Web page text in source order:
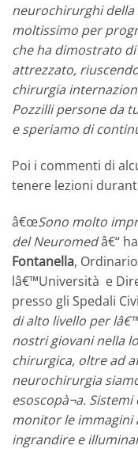
neurochirurghi della
moltissimo per
che ha dimostrato
attrezzato,
chirurgia
Pozzilli persone da
e speriamo di
Poi i commenti di
tenere lezioni
â€œSono molto
del Neuromedâ€“
Fontanella,
lâ€™Università e
presso gli Spedali
di alto livello per
nostri giovani nella
chirurgica, oltre ad
neurochirurgia
esoscopà¬a.
monitor le immagini
ingrandire e